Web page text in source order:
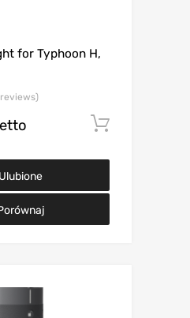
for Typhoon H,
Ulubione